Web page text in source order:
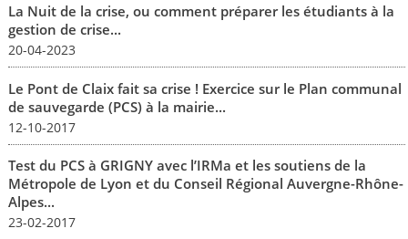
La Nuit de la crise, ou comment préparer les étudiants à la
gestion de crise...
20-04-2023
Le Pont de Claix fait sa crise ! Exercice sur le Plan communal
de sauvegarde (PCS) à la mairie...
12-10-2017
Test du PCS à GRIGNY avec l’IRMa et les soutiens de la
Métropole de Lyon et du Conseil Régional Auvergne-Rhône-
Alpes...
23-02-2017